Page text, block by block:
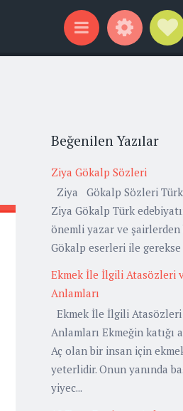
Menu
Beğenilen Yazılar
Ziya Gökalp Sözleri
Ziya Gökalp Sözleri
Ziya Gökalp Türk
önemli yazar ve şairlerden
Gökalp eserleri ile gerekse
Ekmek İle İlgili Atasözleri
Anlamları
Ekmek İle İlgili Atasözleri
Anlamları Ekmeğin katığı
Aç olan bir insan için
yeterlidir. Onun yanında
yiyec...